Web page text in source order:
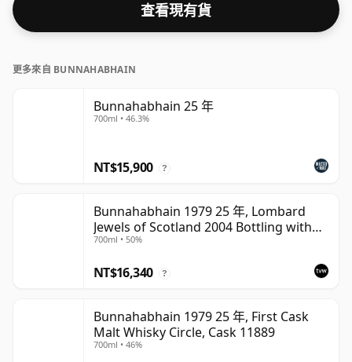
查看現有貨
更多來自 BUNNAHABHAIN
Bunnahabhain 25 年
700ml • 46.3%
NT$15,900 ?
Bunnahabhain 1979 25 年, Lombard
Jewels of Scotland 2004 Bottling with
Tube
700ml • 50%
NT$16,340 ?
Bunnahabhain 1979 25 年, First Cask
Malt Whisky Circle, Cask 11889
700ml • 46%